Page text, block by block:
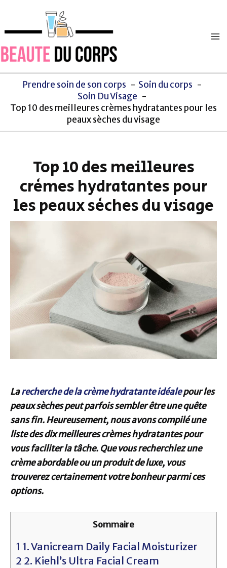
contenu
Prendre soin de son corps
Soin du corps
Soin Du Visage
Top 10 des meilleures crèmes hydratantes pour les
peaux sèches du visage
Top 10 des meilleures
crèmes hydratantes pour
les peaux sèches du visage
Larecherche de la crème hydratante idéalepour les
peaux sèches peut parfois sembler être une quête
sans fin. Heureusement, nous avons compilé une
liste des dix meilleures crèmes hydratantes pour
vous faciliter la tâche. Que vous recherchiez une
crème abordable ou un produit de luxe, vous
trouverez certainement votre bonheur parmi ces
options.
Sommaire
1 1. Vanicream Daily Facial Moisturizer
2 2. Kiehl’s Ultra Facial Cream